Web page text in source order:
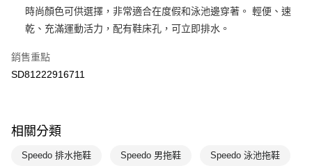
每筆NT$100，滿NT$1,500(含以上)免運費
宅配-本島
每筆NT$100，滿NT$1,500(含以上)免運費
時尚顏色可供選擇，非常適合在度假和泳池邊穿著。 輕便、速
乾、充滿運動活力，配有鞋床孔，可立即排水。
銷售重點
SD81222916711
相關分類
Speedo 排水拖鞋 Speedo 男拖鞋 Speedo 泳池拖鞋